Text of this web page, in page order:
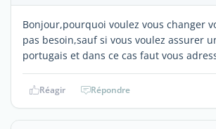
Bonjour,pourquoi voulez vous changer
pas besoin,sauf si vous voulez assurer
portugais et dans ce cas faut vous
Réagir Répondre